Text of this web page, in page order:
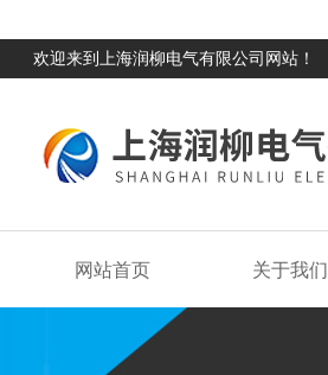
欢迎来到上海润柳电气有限公司网站！
网站首页 关于我们